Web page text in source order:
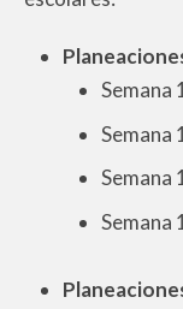
Semana
Semana
Semana
Semana